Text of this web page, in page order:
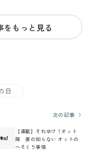
をもっと見る
日
次の記事
【連載】それゆけ！オット
隊 妻の知らない オットの
へそくり事情